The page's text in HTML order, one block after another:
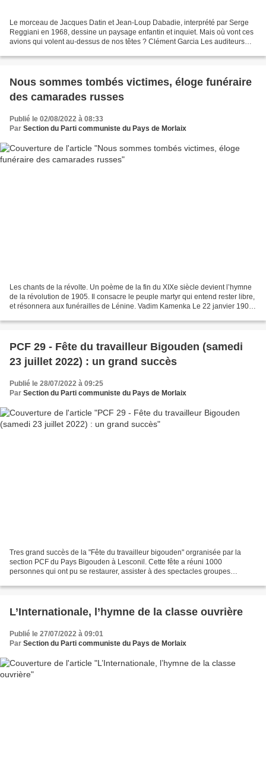
Le morceau de Jacques Datin et Jean-Loup Dabadie, interprété par Serge
Reggiani en 1968, dessine un paysage enfantin et inquiet. Mais où vont ces
avions qui volent au-dessus de nos têtes ? Clément Garcia Les auditeurs
Nous sommes tombés victimes, éloge funéraire
des camarades russes
Publié le 02/08/2022 à 08:33
Par Section du Parti communiste du Pays de Morlaix
Les chants de la révolte. Un poème de la fin du XIXe siècle devient l’hymne
de la révolution de 1905. Il consacre le peuple martyr qui entend rester libre,
et résonnera aux funérailles de Lénine. Vadim Kamenka Le 22 janvier 1905,
PCF 29 - Fête du travailleur Bigouden (samedi
23 juillet 2022) : un grand succès
Publié le 28/07/2022 à 09:25
Par Section du Parti communiste du Pays de Morlaix
Tres grand succès de la "Fête du travailleur bigouden" orgranisée par la
section PCF du Pays Bigouden à Lesconil. Cette fête a réuni 1000
personnes qui ont pu se restaurer, assister à des spectacles groupes
L’Internationale, l’hymne de la classe ouvrière
Publié le 27/07/2022 à 09:01
Par Section du Parti communiste du Pays de Morlaix